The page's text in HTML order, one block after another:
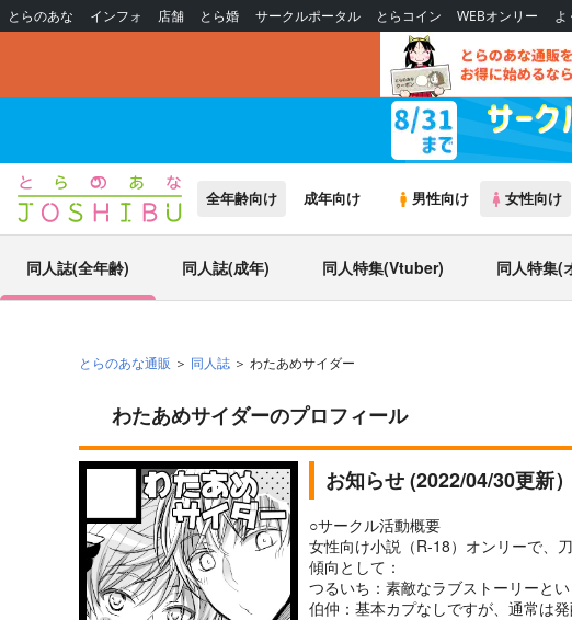
とらのあな インフォ 店舗 とら婚 サークルポータル とらコイン WEBオンリー よ
全年齢向け 成年向け 男性向け 女性向け
同人誌(全年齢) 同人誌(成年) 同人特集(Vtuber) 同人特集(
とらのあな通販 同人誌 わたあめサイダー
わたあめサイダーのプロフィール
お知らせ (2022/04/30更新）
○サークル活動概要
女性向け小説（R-18）オンリーで、
傾向として：
つるいち：素敵なラブストーリーと
伯仲：基本カプなしですが、通常は